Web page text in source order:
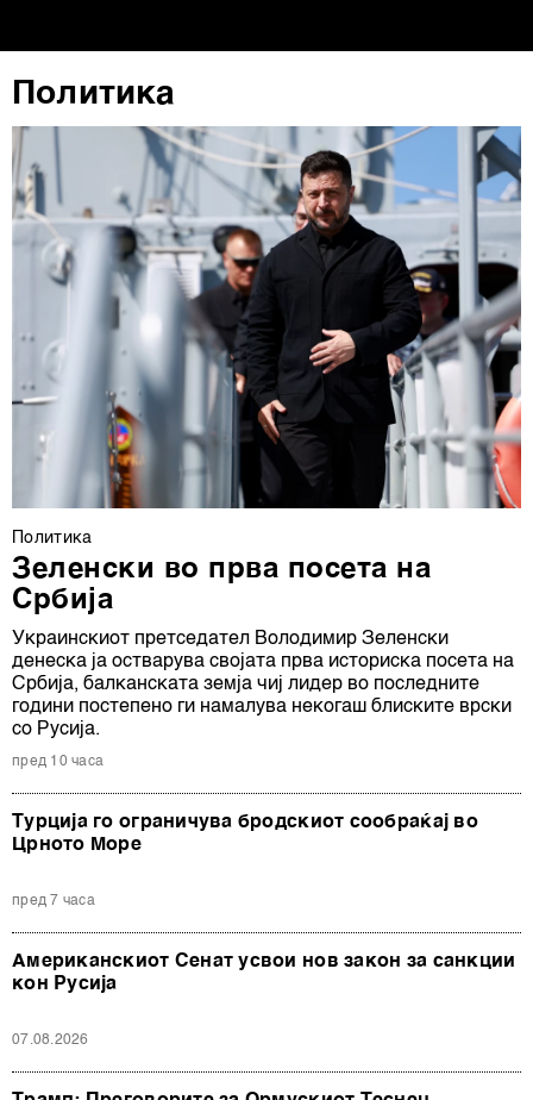
деталите“. Согласноста можете во кој било момент да
ја повлечете без негативни последици.
Политика
Политика
Зеленски во прва посета на
Србија
Украинскиот претседател Володимир Зеленски
денеска ја остварува својата прва историска посета на
Србија, балканската земја чиј лидер во последните
години постепено ги намалува некогаш блиските врски
со Русија.
пред 10 часа
Турција го ограничува бродскиот сообраќај во
Црното Море
пред 7 часа
Американскиот Сенат усвои нов закон за санкции
кон Русија
07.08.2026